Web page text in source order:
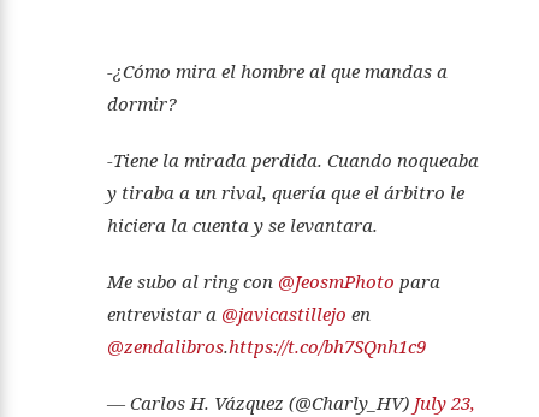
-¿Cómo mira el hombre al que mandas a
dormir?
-Tiene la mirada perdida. Cuando noqueaba
y tiraba a un rival, quería que el árbitro le
hiciera la cuenta y se levantara.
Me subo al ring con @JeosmPhoto para
entrevistar a @javicastillejo en
@zendalibros.https://t.co/bh7SQnh1c9
— Carlos H. Vázquez (@Charly_HV) July 23,